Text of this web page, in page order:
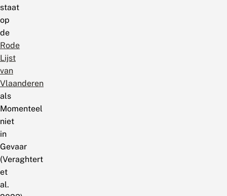
staat
op
de
Rode
Lijst
van
Vlaanderen
als
Momenteel
niet
in
Gevaar
(Veraghtert
et
al.